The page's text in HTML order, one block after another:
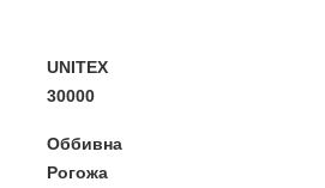
UNITEX
30000
Оббивна
Рогожа